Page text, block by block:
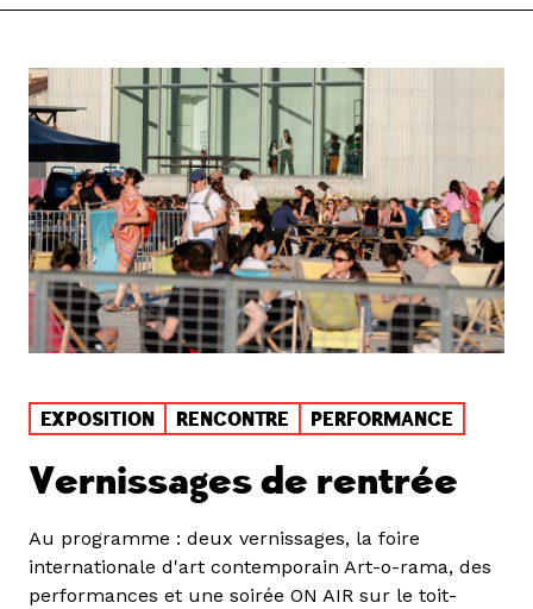
EXPOSITION RENCONTRE PERFORMANCE
Vernissages de rentrée
Au programme : deux vernissages, la foire
internationale d'art contemporain Art-o-rama, des
performances et une soirée ON AIR sur le toit-